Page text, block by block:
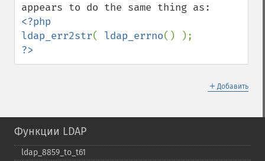
<?php
ldap_err2str( ldap_errno
?>
＋ Добавить
Функции LDAP
ldap_​8859_​to_​t61